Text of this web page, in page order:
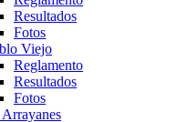
Resultados
Fotos
Viejo
Reglamento
Resultados
Fotos